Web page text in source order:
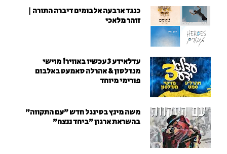
כנגד ארבעה אלבומים דיברה התורה |
זוהר מלאכי
עדלאידע 3 עכשיו באוויר! מוישי
מנדלסון & אהרלה סאמעט באלבום
פורימי מיוחד
משה מינץ בסינגל חדש ״עם התקווה״
בהשראת ארגון "ביחד ננצח"